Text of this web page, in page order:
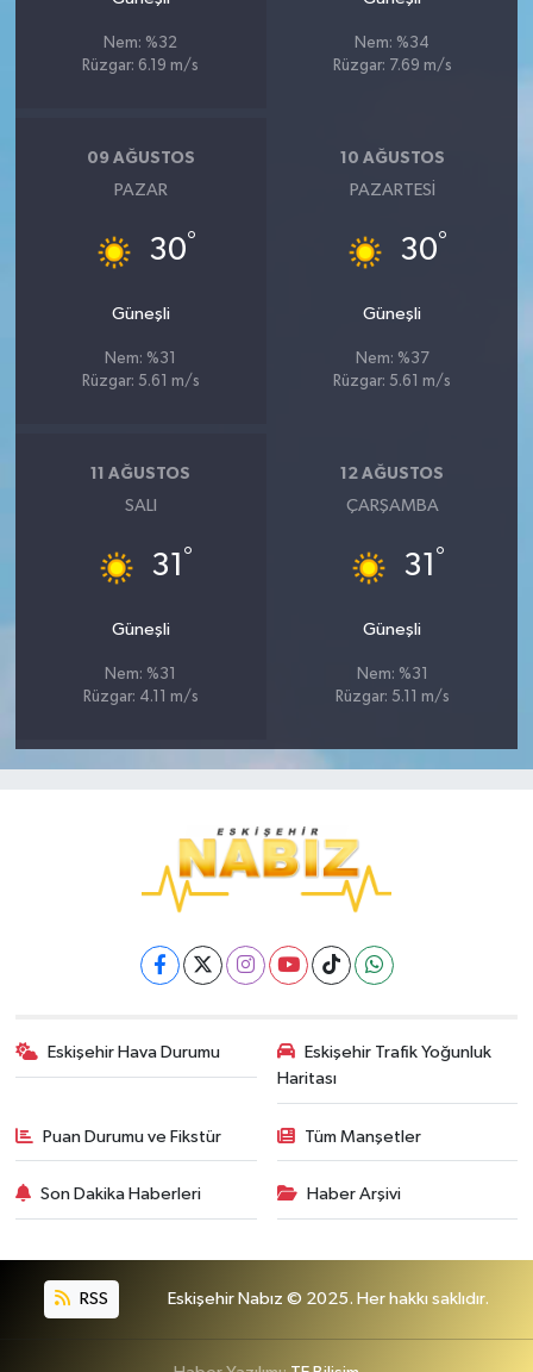
Nem: %32
Rüzgar: 6.19 m/s
Nem: %34
Rüzgar: 7.69 m/s
09 AĞUSTOS
PAZAR
30°
Güneşli
Nem: %31
Rüzgar: 5.61 m/s
10 AĞUSTOS
PAZARTESI
30°
Güneşli
Nem: %37
Rüzgar: 5.61 m/s
11 AĞUSTOS
SALI
31 °
Güneşli
Nem: %31
Rüzgar: 4.11 m/s
12 AĞUSTOS
ÇARŞAMBA
31 °
Güneşli
Nem: %31
Rüzgar: 5.11 m/s
Eskişehir Hava Durumu
Eskişehir Trafik Yoğunluk
Haritası
Puan Durumu ve Fikstür Tüm Manşetler
Son Dakika Haberleri Haber Arşivi
RSS Eskişehir Nabız © 2025. Her hakkı saklıdır.